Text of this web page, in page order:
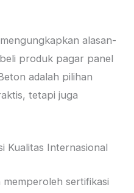
alasan-
produk pagar panel
adalah pilihan
tetapi juga
Kualitas Internasional
sertifikasi